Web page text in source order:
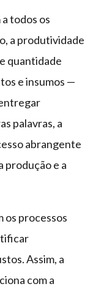
todos os
a produtividade
quantidade
e insumos —
palavras, a
abrangente
produção e a
os processos
Assim, a
com a